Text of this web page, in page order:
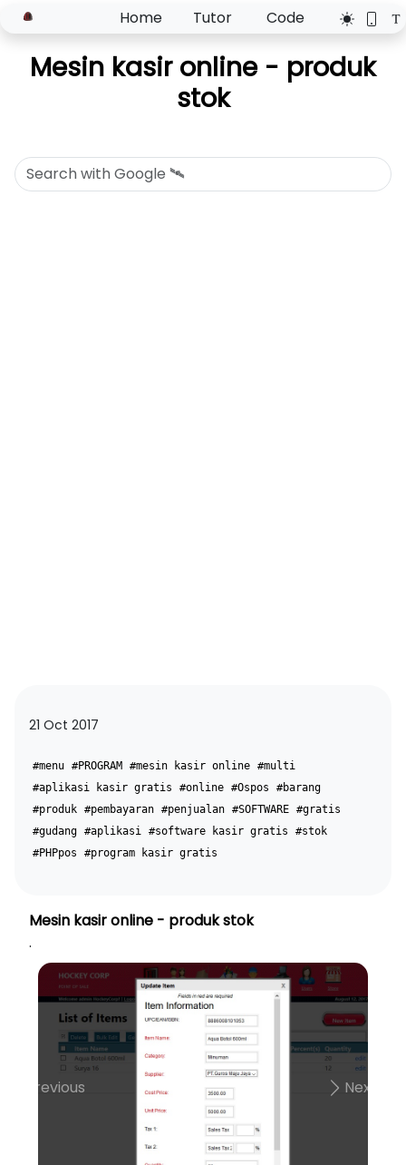
Home Tutor Code
Mesin kasir online - produk
stok
21 Oct 2017
#menu #PROGRAM #mesin kasir online #multi
#aplikasi kasir gratis
#online #Ospos
#barang
#produk #pembayaran #penjualan #SOFTWARE #gratis
#gudang #aplikasi #software kasir gratis
#stok
#PHPpos
#program kasir gratis
Mesin kasir online - produk stok
.
Previous Next